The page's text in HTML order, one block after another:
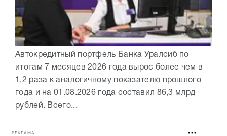
Автокредитный портфель Банка Уралсиб по
итогам 7 месяцев 2026 года вырос более чем в
1,2 раза к аналогичному показателю прошлого
года и на 01.08.2026 года составил 86,3 млрд
рублей. Всего...
РЕКЛАМА